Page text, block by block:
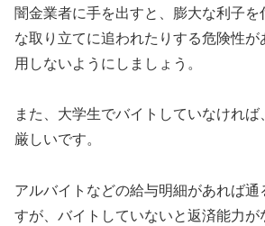
闇金業者に手を出すと、膨大な利子を
な取り立てに追われたりする危険性が
用しないようにしましょう。
また、大学生でバイトしていなけれ
厳しいです。
アルバイトなどの給与明細があれば通
すが、バイトしていないと返済能力が